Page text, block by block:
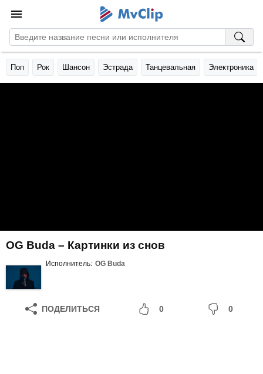
Поп Рок Шансон Эстрада Танцевальная Электроника
OG Buda – Картинки из снов
Исполнитель: OG Buda
ПОДЕЛИТЬСЯ 0 0